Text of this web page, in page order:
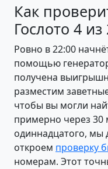
Как
Гослото 4 из
Ровно в 22:00
помощью
получена
разместим
чтобы вы могли
примерно через 30
одиннадцатого, мы
откроем проверку
номерам. Этот